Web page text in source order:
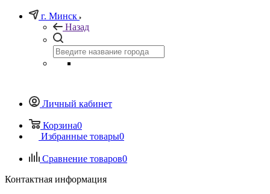
г. Минск
Назад
Личный кабинет
Корзина0
Избранные товары0
Сравнение товаров0
Контактная информация